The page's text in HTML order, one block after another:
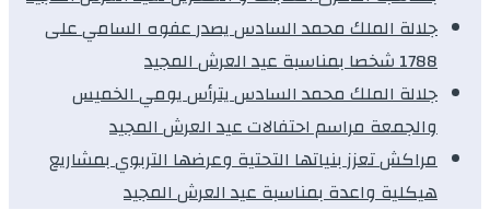
جلالة الملك محمد السادس يصدر عفوه السامي على
1788 شخصا بمناسبة عيد العرش المجيد
جلالة الملك محمد السادس يترأس يومي الخميس
والجمعة مراسم احتفالات عيد العرش المجيد
مراكش تعزز بنياتها التحتية وعرضها التربوي بمشاريع
هيكلية واعدة بمناسبة عيد العرش المجيد